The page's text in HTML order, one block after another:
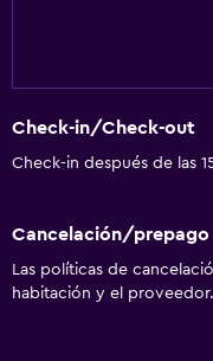
Check-in/Check-out
Check-in después de las
Cancelación/prepago
Las políticas de
habitación y el proveedor.